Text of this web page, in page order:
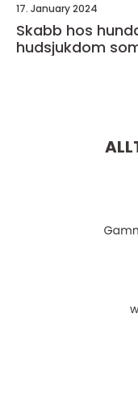
17. January 2024
Skabb hos
hudsjukdom